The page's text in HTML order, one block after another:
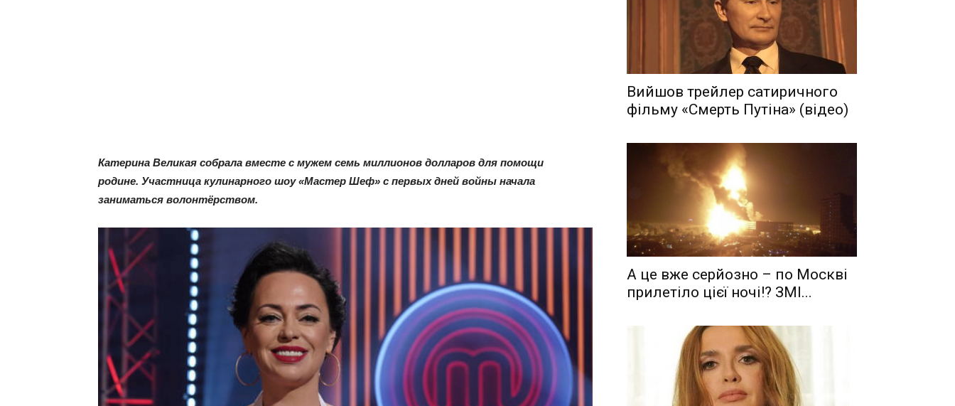
Катерина Великая собрала вместе с мужем семь миллионов долларов для помощи
родине. Участница кулинарного шоу «Мастер Шеф» с первых дней войны начала
заниматься волонтёрством.
Вийшов трейлер сатиричного
фільму «Смерть Путіна» (відео)
А це вже серйозно – по Москві
прилетіло цієї ночі!? ЗМІ...